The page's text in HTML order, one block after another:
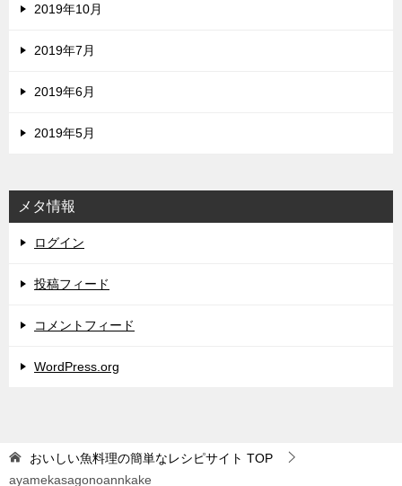
2019年10月
2019年7月
2019年6月
2019年5月
メタ情報
ログイン
投稿フィード
コメントフィード
WordPress.org
おいしい魚料理の簡単なレシピサイト TOP
ayamekasagonoannkake